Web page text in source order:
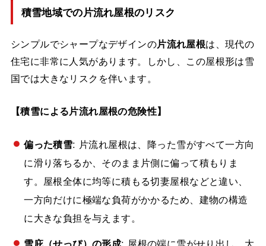
積雪地域での片流れ屋根のリスク
シンプルでシャープなデザインの片流れ屋根は、現代の
住宅に非常に人気があります。しかし、この屋根形は雪
国では大きなリスクを伴います。
【積雪による片流れ屋根の危険性】
偏った積雪: 片流れ屋根は、降った雪がすべて一方向
に滑り落ちるか、そのまま片側に偏って積もりま
す。屋根全体に均等に積もる切妻屋根などと違い、
一方向だけに極端な負荷がかかるため、建物の構造
に大きな負担を与えます。
雪庇（せっぴ）の形成: 屋根の端に雪がせり出し、大